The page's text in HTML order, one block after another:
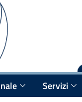
Servizi